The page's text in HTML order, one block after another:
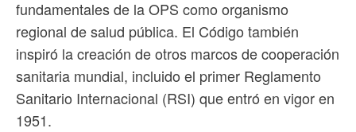
fundamentales de la OPS como organismo
regional de salud pública. El Código también
inspiró la creación de otros marcos de cooperación
sanitaria mundial, incluido el primer Reglamento
Sanitario Internacional (RSI) que entró en vigor en
1951.